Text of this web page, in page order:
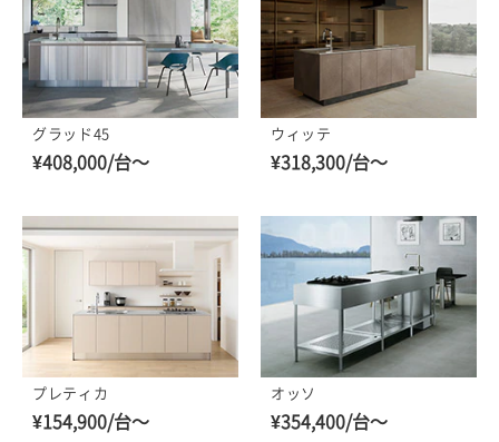
グラッド45
¥408,000/台～
ウィッテ
¥318,300/台～
プレティカ
¥154,900/台～
オッソ
¥354,400/台～